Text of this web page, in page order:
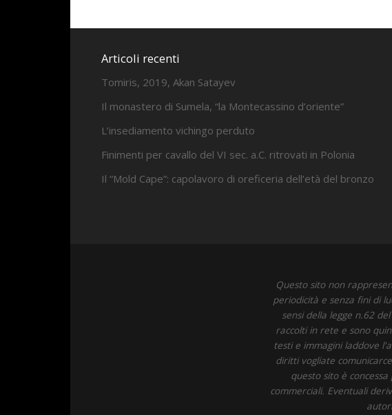
Articoli recenti
Tomiris, 2019, Akan Satayev
Il monastero di Sumela, “la Montecassino d’oriente”
L’insediamento vichingo perduto
Finimenti per cavallo del VI sec. a.C. ritrovati in Polonia
Il “Mold Cape”: capolavoro di oreficeria dell’età del bronzo
Questo sito non
periodicità e senza fini di
sensi della legge n.62
raccolti in rete e sono
testi e immagini laddove
diritti vogliate
questo sito è
commerciali. Eventuali